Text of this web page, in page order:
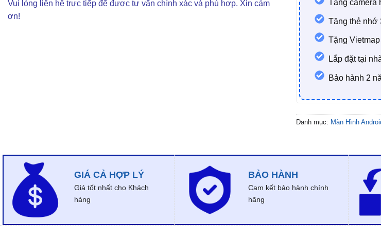
Vui lòng liên hê trực tiếp để được tư vấn chính xác và phù hợp. Xin cảm
ơn!
Tặng camera
Tặng thẻ nhớ
Tặng
Lắp đặt tại
Bảo hành 2
Danh mục: Màn Hình
GIÁ CẢ HỢP LÝ
Giá tốt nhất cho Khách
hàng
BẢO HÀNH
Cam kết bảo hành chính
hãng